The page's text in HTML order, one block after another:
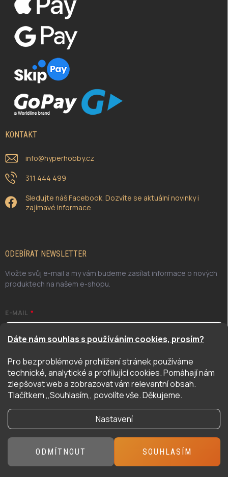
Dáte nám souhlas s používáním cookies, prosím?
Pro bezproblémové prohlížení stránek používáme
technické, analytické a profilující cookies. Pomáhají nám
zlepšovat web a zobrazovat vám relevantní obsah.
Tlačítkem ,,Souhlasím,, povolíte vše. Děkujeme.
Nastavení
ODMÍTNOUT SOUHLASÍM
KONTAKT
info@hyperhobby.cz
311 444 499
Sledujte náš Facebook. Dozvíte se aktuální novinky i
zajímavé informace.
ODEBÍRAT NEWSLETTER
Vložte svůj e-mail a my vám budeme zasílat informace o nových
produktech na našem e-shopu.
E-MAIL
Odesláním potvrzuji, že jsem se seznámil/a se zásadami
ochrany osobních údajů. Úplné znění naleznetezde
PŘIHLÁSIT SE
Vytvořil Shoptet
Copyright 2026Hyper Hobby . Všechna práva vyhrazena.